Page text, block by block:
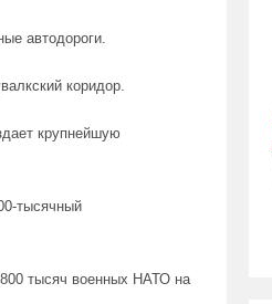
автодороги.
коридор.
крупнейшую
тысячный
тысяч военных НАТО на